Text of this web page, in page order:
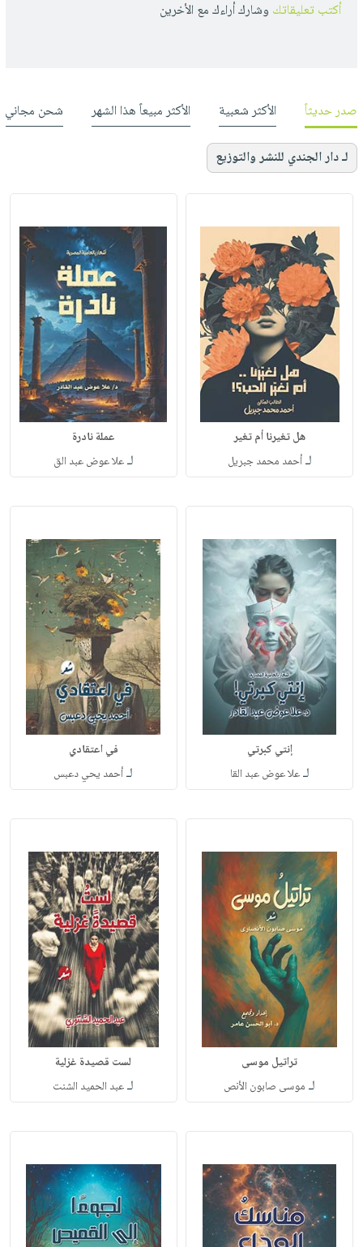
أكتب تعليقاتك وشارك أراءك مع الأخرين
صدر حديثاً الأكثر شعبية الأكثر مبيعاً هذا الشهر شحن مجاني
لـ دار الجندي للنشر والتوزيع
هل تغيرنا أم تغير
لـأحمد محمد جبريل
عملة نادرة
لـعلا عوض عبد الق
إنتي كبرتي
لـعلا عوض عبد القا
في اعتقادي
لـأحمد يحي دعبس
تراتيل موسى
لـ موسى صابون الأنص
لست قصيدة غزلية
لـعبد الحميد الشنت